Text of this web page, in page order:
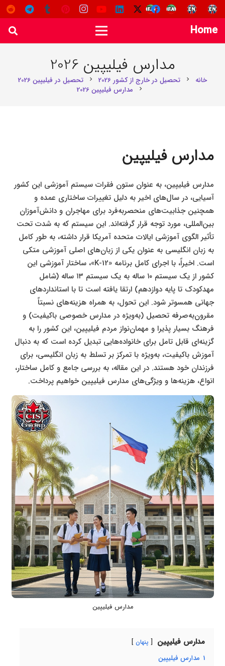
Home
مدارس فیلیپین 2026
خانه chevron_right تحصیل در خارج از کشور 2026 chevron_right تحصیل در فیلیپین 2026
chevron_right مدارس فیلیپین 2026
مدارس فیلیپین
مدارس فیلیپین، به عنوان ستون فقرات سیستم آموزشی این کشور
آسیایی، در سال‌های اخیر به دلیل تغییرات ساختاری عمده و
همچنین جذابیت‌های منحصربه‌فرد برای مهاجران و دانش‌آموزان
بین‌المللی، مورد توجه قرار گرفته‌اند. این سیستم که به شدت تحت
تأثیر الگوی آموزشی ایالات متحده آمریکا قرار داشته، به طور کامل
به زبان انگلیسی به عنوان یکی از زبان‌های اصلی آموزشی متکی
است. اخیراً، با اجرای کامل برنامه «K-12»، ساختار آموزشی این
کشور از یک سیستم ۱۰ ساله به یک سیستم ۱۳ ساله (شامل
مهدکودک تا پایه دوازدهم) ارتقا یافته است تا با استانداردهای
جهانی همسوتر شود. این تحول، به همراه هزینه‌های نسبتاً
مقرون‌به‌صرفه تحصیل (به‌ویژه در مدارس خصوصی باکیفیت) و
فرهنگ بسیار پذیرا و مهمان‌نواز مردم فیلیپین، این کشور را به
گزینه‌ای قابل تامل برای خانواده‌هایی تبدیل کرده است که به دنبال
آموزش باکیفیت، به‌ویژه با تمرکز بر تسلط به زبان انگلیسی، برای
فرزندان خود هستند. در این مقاله، به بررسی جامع و کامل ساختار،
انواع، هزینه‌ها و ویژگی‌های مدارس فیلیپین خواهیم پرداخت.
مدارس فیلیپین
مدارس فیلیپین پنهان
1 مدارس فیلیپین